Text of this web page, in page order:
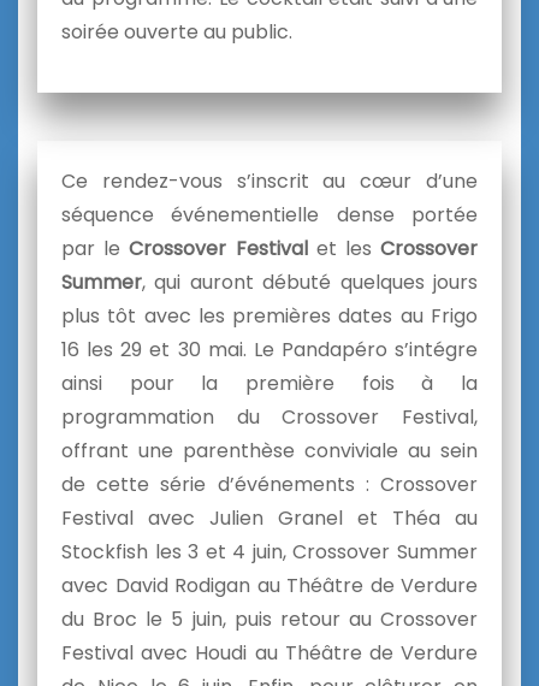
soirée ouverte au public.
Ce rendez-vous s’inscrit au cœur d’une
séquence événementielle dense portée
par leCrossover Festivalet lesCrossover
Summer, qui auront débuté quelques jours
plus tôt avec les premières dates au Frigo
16 les 29 et 30 mai. Le Pandapéro s’intégre
ainsi pour la première fois à la
programmation du Crossover Festival,
offrant une parenthèse conviviale au sein
de cette série d’événements : Crossover
Festival avec Julien Granel et Théa au
Stockfish les 3 et 4 juin, Crossover Summer
avec David Rodigan au Théâtre de Verdure
du Broc le 5 juin, puis retour au Crossover
Festival avec Houdi au Théâtre de Verdure